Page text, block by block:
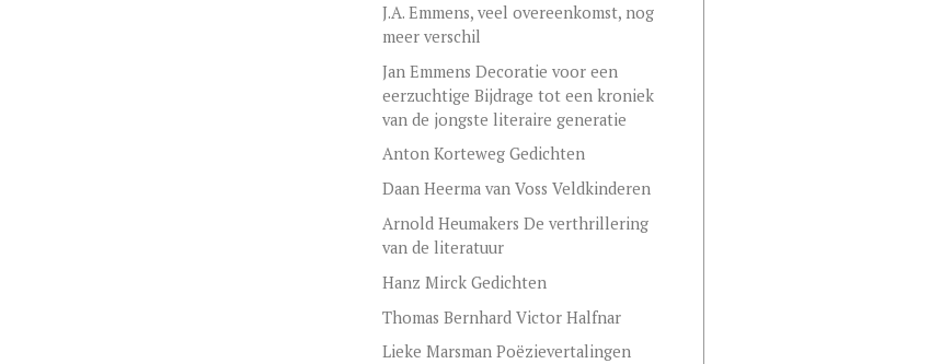
J.A. Emmens, veel overeenkomst, nog
meer verschil
Jan Emmens Decoratie voor een
eerzuchtige Bijdrage tot een kroniek
van de jongste literaire generatie
Anton Korteweg Gedichten
Daan Heerma van Voss Veldkinderen
Arnold Heumakers De verthrillering
van de literatuur
Hanz Mirck Gedichten
Thomas Bernhard Victor Halfnar
Lieke Marsman Poëzievertalingen